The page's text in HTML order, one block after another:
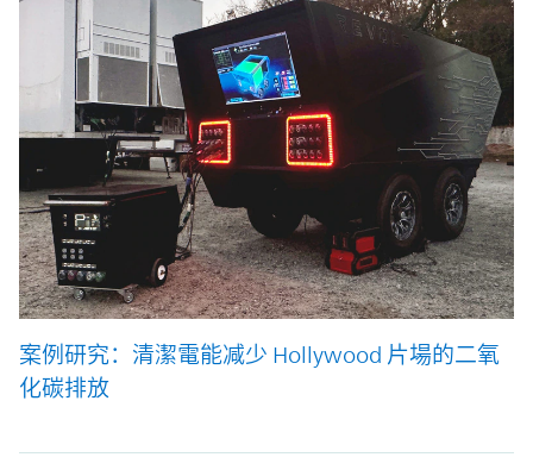
案例研究：清潔電能减少 Hollywood 片場的二氧
化碳排放